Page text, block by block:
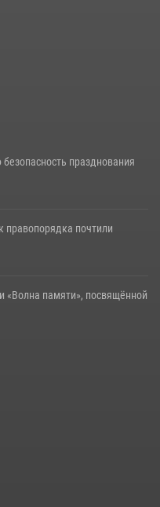
для воспитанников
клуба
празднования
правопорядка почтили
«Волна памяти», посвящённой